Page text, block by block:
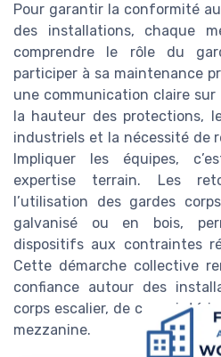
Pour garantir la conformité
des installations, chaque
comprendre le rôle du
participer à sa maintenance
une communication claire sur
la hauteur des protections,
industriels et la nécessité de
Impliquer les équipes,
expertise terrain. Les
l’utilisation des gardes
galvanisé ou en bois,
dispositifs aux contraintes
Cette démarche collective
confiance autour des
corps escalier, de corps
mezzanine.